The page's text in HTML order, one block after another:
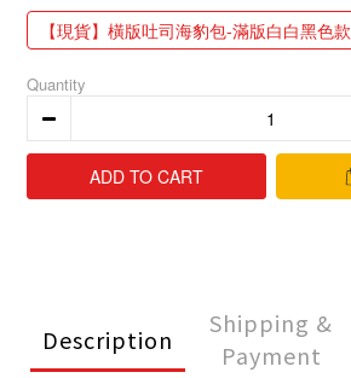
【現貨】橫版吐司海豹包-滿版白白黑色款
Quantity
ADD TO CART
Description
Shipping &
Payment